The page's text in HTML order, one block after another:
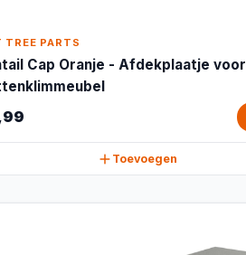
TREE PARTS
Cap Oranje - Afdekplaatje voor
Toevoegen